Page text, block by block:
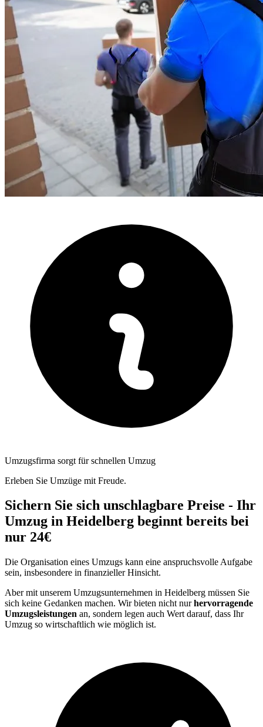
Umzugsfirma sorgt für schnellen Umzug
Erleben Sie Umzüge mit Freude.
Sichern Sie sich unschlagbare Preise - Ihr
Umzug in Heidelberg beginnt bereits bei
nur 24€
Die Organisation eines Umzugs kann eine anspruchsvolle Aufgabe
sein, insbesondere in finanzieller Hinsicht.
Aber mit unserem Umzugsunternehmen in Heidelberg müssen Sie
sich keine Gedanken machen. Wir bieten nicht nurhervorragende
Umzugsleistungen an, sondern legen auch Wert darauf, dass Ihr
Umzug so wirtschaftlich wie möglich ist.